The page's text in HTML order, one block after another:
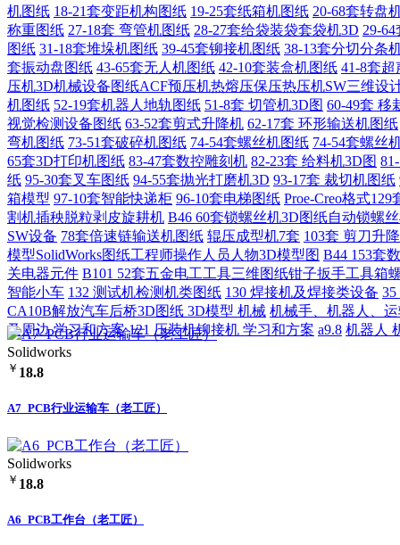
机图纸 18-21套变距机构图纸 19-25套纸箱机图纸 20-68套转盘
称重图纸 27-18套 弯管机图纸 28-27套给袋装袋套袋机3D 29-
图纸 31-18套堆垛机图纸 39-45套铆接机图纸 38-13套分切分条
套振动盘图纸 43-65套无人机图纸 42-10套装盒机图纸 41-8套
压机3D机械设备图纸ACF预压机热熔压保压热压机SW三维设
机图纸 52-19套机器人地轨图纸 51-8套 切管机3D图 60-49套 移
视觉检测设备图纸 63-52套剪式升降机 62-17套 环形输送机图纸
弯机图纸 73-51套破碎机图纸 74-54套螺丝机图纸 74-54套螺丝
65套3D打印机图纸 83-47套数控雕刻机 82-23套 给料机3D图
纸 95-30套叉车图纸 94-55套抛光打磨机3D 93-17套 裁切机图纸
箱模型 97-10套智能快递柜 96-10套电梯图纸 Proe-Creo格式129
割机插秧脱粒剥皮旋耕机 B46 60套锁螺丝机3D图纸自动锁螺
SW设备 78套倍速链输送机图纸 辊压成型机7套 103套 剪刀升
模型SolidWorks图纸工程师操作人员人物3D模型图 B44 153套
关电器元件 B101 52套五金电工工具三维图纸钳子扳手工具箱
智能小车 132 测试机检测机类图纸 130 焊接机及焊接类设备
CA10B解放汽车后桥3D图纸 3D模型 机械 机械手、机器人、
及周边 学习和方案 121 压装机铆接机 学习和方案 a9.8 机器人
Solidworks
￥ 18.8
A7_PCB行业运输车（老工匠）
Solidworks
￥ 18.8
A6_PCB工作台（老工匠）